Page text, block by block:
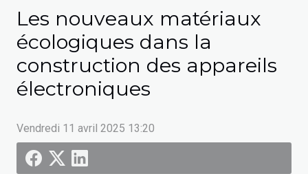
Les nouveaux matériaux
écologiques dans la
construction des appareils
électroniques
Vendredi 11 avril 2025 13:20